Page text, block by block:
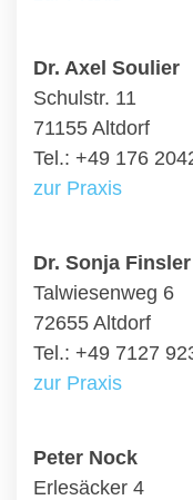
Dr. Axel Soulier
Schulstr. 11
71155 Altdorf
Tel.: +49 176
zur Praxis
Dr. Sonja
Talwiesenweg 6
72655 Altdorf
Tel.: +49 7127
zur Praxis
Peter Nock
Erlesäcker 4